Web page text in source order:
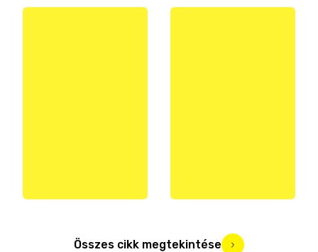
Összes cikk megtekintése